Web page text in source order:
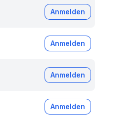
Anmelden
Anmelden
Anmelden
Anmelden